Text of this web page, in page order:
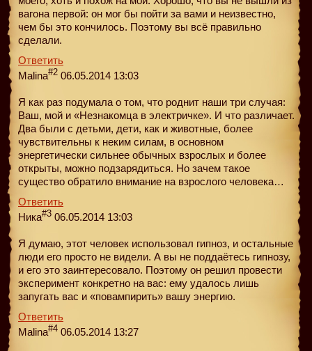
вагона первой: он мог бы пойти за вами и неизвестно,
чем бы это кончилось. Поэтому вы всё правильно
сделали.
Ответить
Malina#2 06.05.2014 13:03
Я как раз подумала о том, что роднит наши три случая:
Ваш, мой и «Незнакомца в электричке». И что различает.
Два были с детьми, дети, как и животные, более
чувствительны к неким силам, в основном
энергетически сильнее обычных взрослых и более
открыты, можно подзарядиться. Но зачем такое
существо обратило внимание на взрослого человека…
Ответить
Ника#3 06.05.2014 13:03
Я думаю, этот человек использовал гипноз, и остальные
люди его просто не видели. А вы не поддаётесь гипнозу,
и его это заинтересовало. Поэтому он решил провести
эксперимент конкретно на ваc: ему удалось лишь
запугать вас и «повампирить» вашу энергию.
Ответить
Malina#4 06.05.2014 13:27